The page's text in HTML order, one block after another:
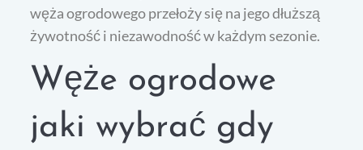
węża ogrodowego przełoży się na jego dłuższą
żywotność i niezawodność w każdym sezonie.
Węże ogrodowe
jaki wybrać gdy